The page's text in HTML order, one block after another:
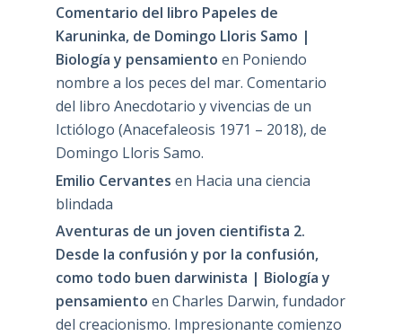
Comentario del libro Papeles de
Karuninka, de Domingo Lloris Samo |
Biología y pensamiento en Poniendo
nombre a los peces del mar. Comentario
del libro Anecdotario y vivencias de un
Ictiólogo (Anacefaleosis 1971 – 2018), de
Domingo Lloris Samo.
Emilio Cervantes en Hacia una ciencia
blindada
Aventuras de un joven cientifista 2.
Desde la confusión y por la confusión,
como todo buen darwinista | Biología y
pensamiento en Charles Darwin, fundador
del creacionismo. Impresionante comienzo